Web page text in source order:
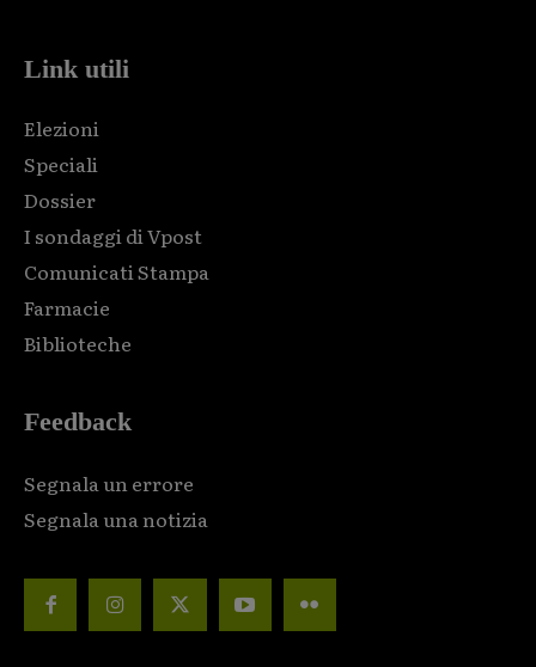
Link utili
Elezioni
Speciali
Dossier
I sondaggi di Vpost
Comunicati Stampa
Farmacie
Biblioteche
Feedback
Segnala un errore
Segnala una notizia